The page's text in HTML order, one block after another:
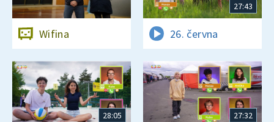
Wifina
27:43
26. června
28:05 27:32